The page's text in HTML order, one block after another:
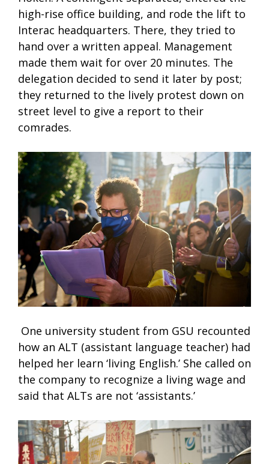
high-rise office building, and rode the lift to
Interac headquarters. There, they tried to
hand over a written appeal. Management
made them wait for over 20 minutes. The
delegation decided to send it later by post;
they returned to the lively protest down on
street level to give a report to their
comrades.
One university student from GSU recounted
how an ALT (assistant language teacher) had
helped her learn ‘living English.’ She called on
the company to recognize a living wage and
said that ALTs are not ‘assistants.’